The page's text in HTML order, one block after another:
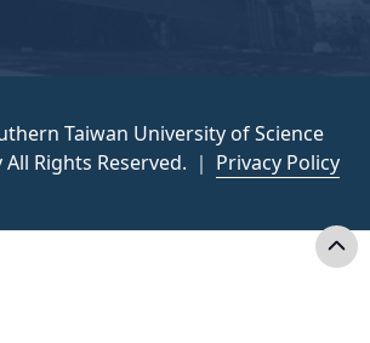
Taiwan University of Science
Rights Reserved. ｜ Privacy Policy